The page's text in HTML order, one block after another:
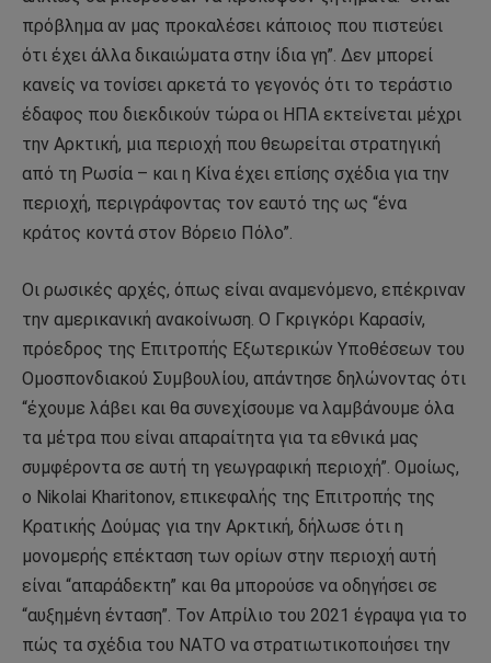
πρόβλημα αν μας προκαλέσει κάποιος που πιστεύει
ότι έχει άλλα δικαιώματα στην ίδια γη”. Δεν μπορεί
κανείς να τονίσει αρκετά το γεγονός ότι το τεράστιο
έδαφος που διεκδικούν τώρα οι ΗΠΑ εκτείνεται μέχρι
την Αρκτική, μια περιοχή που θεωρείται στρατηγική
από τη Ρωσία – και η Κίνα έχει επίσης σχέδια για την
περιοχή, περιγράφοντας τον εαυτό της ως “ένα
κράτος κοντά στον Βόρειο Πόλο”.
Οι ρωσικές αρχές, όπως είναι αναμενόμενο, επέκριναν
την αμερικανική ανακοίνωση. Ο Γκριγκόρι Καρασίν,
πρόεδρος της Επιτροπής Εξωτερικών Υποθέσεων του
Ομοσπονδιακού Συμβουλίου, απάντησε δηλώνοντας ότι
“έχουμε λάβει και θα συνεχίσουμε να λαμβάνουμε όλα
τα μέτρα που είναι απαραίτητα για τα εθνικά μας
συμφέροντα σε αυτή τη γεωγραφική περιοχή”. Ομοίως,
ο Nikolai Kharitonov, επικεφαλής της Επιτροπής της
Κρατικής Δούμας για την Αρκτική, δήλωσε ότι η
μονομερής επέκταση των ορίων στην περιοχή αυτή
είναι “απαράδεκτη” και θα μπορούσε να οδηγήσει σε
“αυξημένη ένταση”. Τον Απρίλιο του 2021 έγραψα για το
πώς τα σχέδια του ΝΑΤΟ να στρατιωτικοποιήσει την